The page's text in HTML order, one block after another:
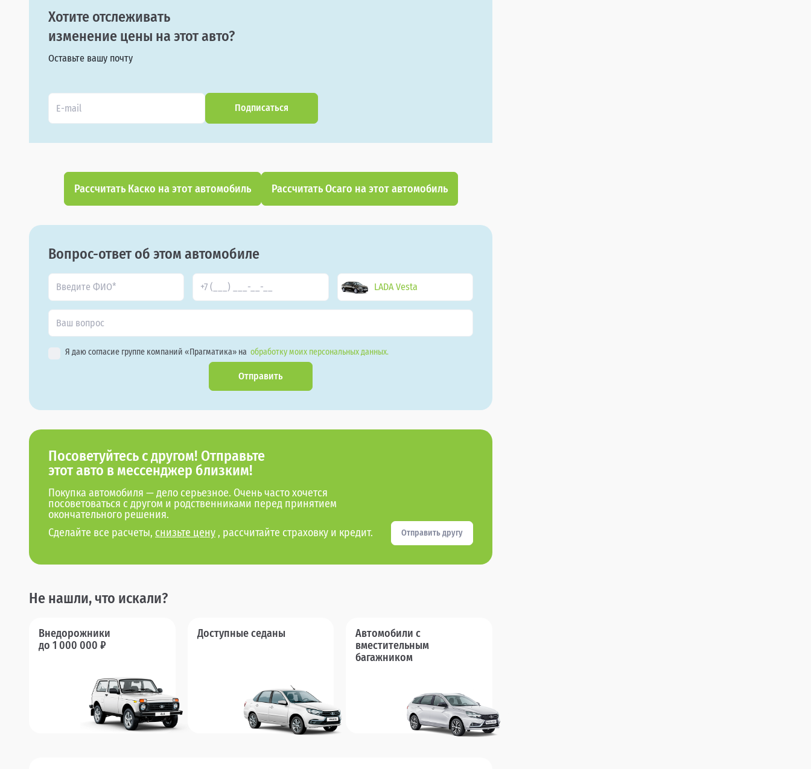
Хотите отслеживать
изменение цены на этот авто?
Оставьте вашу почту
Подписаться
Рассчитать Каско на этот автомобиль Рассчитать Осаго на этот автомобиль
Вопрос-ответ об этом автомобиле
LADA Vesta
Я даю согласие группе компаний «Прагматика» на обработку моих персональных данных.
Отправить
Посоветуйтесь с другом! Отправьте
этот авто в мессенджер близким!
Покупка автомобиля — дело серьезное. Очень часто хочется
посоветоваться с другом и родственниками перед принятием
окончательного решения.
Сделайте все расчеты, снизьте цену , рассчитайте страховку и кредит. Отправить другу
Не нашли, что искали?
Внедорожники
до 1 000 000 ₽
Доступные седаны
Автомобили с
вместительным
багажником